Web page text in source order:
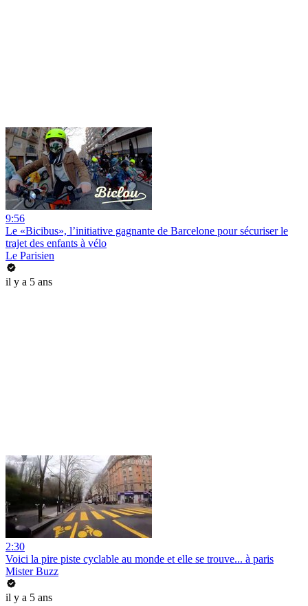
9:56
Le «Bicibus», l’initiative gagnante de Barcelone pour sécuriser le
trajet des enfants à vélo
Le Parisien
il y a 5 ans
2:30
Voici la pire piste cyclable au monde et elle se trouve... à paris
Mister Buzz
il y a 5 ans